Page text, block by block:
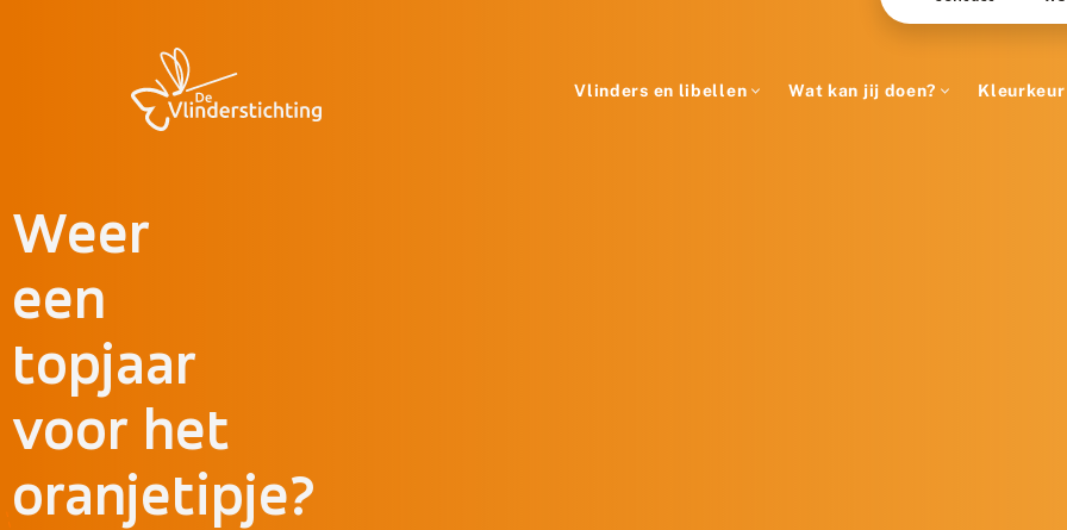
Vlinders en libellen Wat kan jij doen? Kleurkeur
Weer
een
topjaar
voor het
oranjetipje?